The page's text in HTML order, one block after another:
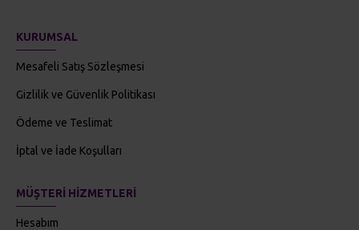
KURUMSAL
Mesafeli Satış Sözleşmesi
Gizlilik ve Güvenlik Politikası
Ödeme ve Teslimat
İptal ve İade Koşulları
MÜŞTERI HIZMETLERI
Hesabım